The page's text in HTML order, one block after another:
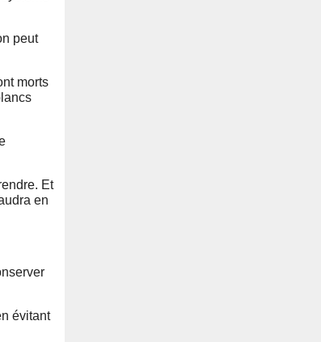
peut
morts
Et
en
évitant